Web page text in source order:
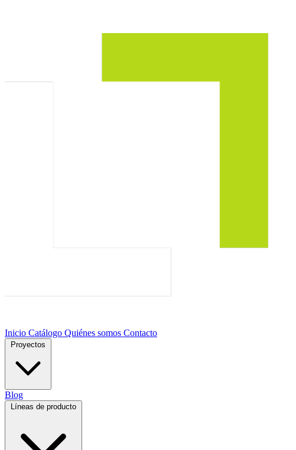
Inicio Catálogo Quiénes somos Contacto
Proyectos
Blog
Líneas de producto